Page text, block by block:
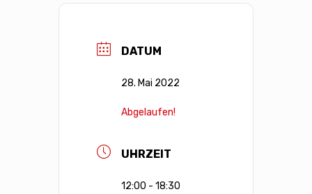
DATUM
28. Mai 2022
Abgelaufen!
UHRZEIT
12:00 - 18:30